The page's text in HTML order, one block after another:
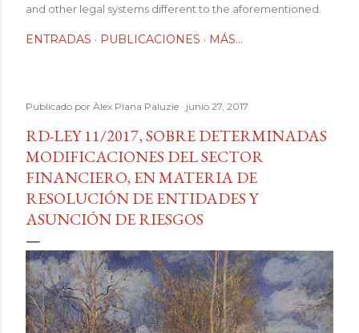
and other legal systems different to the aforementioned.
ENTRADAS PUBLICACIONES MÁS…
Publicado por Àlex Plana Paluzie junio 27, 2017
RD-LEY 11/2017, SOBRE DETERMINADAS
MODIFICACIONES DEL SECTOR
FINANCIERO, EN MATERIA DE
RESOLUCIÓN DE ENTIDADES Y
ASUNCIÓN DE RIESGOS